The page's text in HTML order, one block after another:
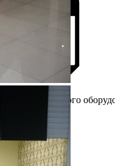
на рынке торгового